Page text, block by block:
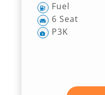
Fuel
6 Seat
P3K